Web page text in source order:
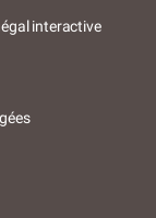
interactive